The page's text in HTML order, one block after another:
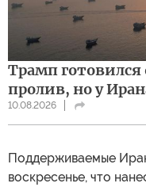
Трамп
пролив, но у
10.08.2026
Поддерживаемые
воскресенье, что